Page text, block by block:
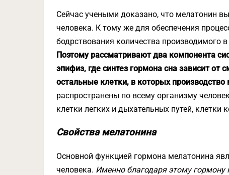
Сейчас учеными доказано, что мелатонин
человека. К тому же для обеспечения
бодрствования количества производимого
Поэтому рассматривают два компонента
эпифиз, где синтез гормона сна зависит
остальные клетки, в которых
распространены по всему организму
клетки легких и дыхательных путей, клетки
Свойства мелатонина
Основной функцией гормона мелатонина
человека. Именно благодаря этому